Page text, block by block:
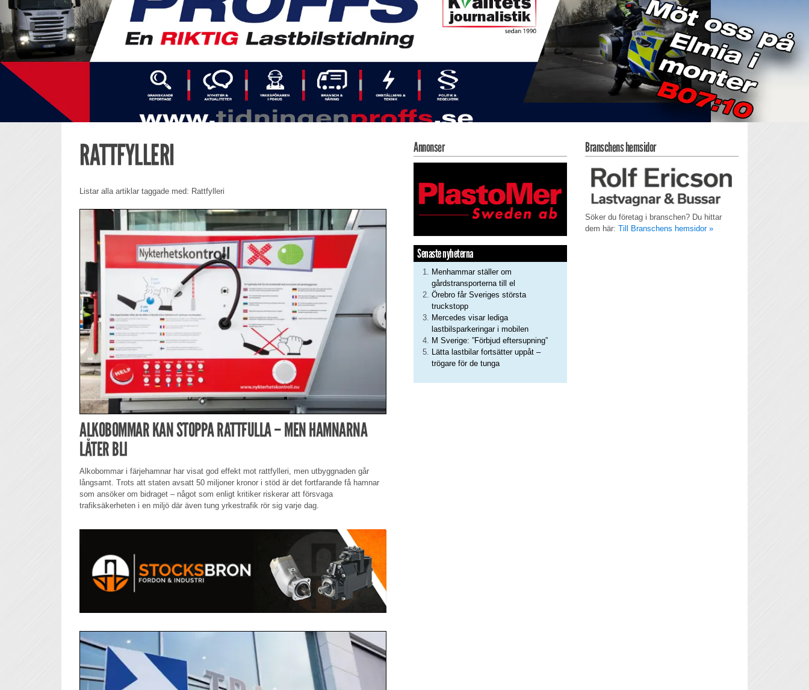
RATTFYLLERI
Listar alla artiklar taggade med: Rattfylleri
ALKOBOMMAR KAN STOPPA RATTFULLA – MEN HAMNARNA
LÅTER BLI
Alkobommar i färjehamnar har visat god effekt mot rattfylleri, men utbyggnaden går
långsamt. Trots att staten avsatt 50 miljoner kronor i stöd är det fortfarande få hamnar
som ansöker om bidraget – något som enligt kritiker riskerar att försvaga
trafiksäkerheten i en miljö där även tung yrkestrafik rör sig varje dag.
Annonser
Senaste nyheterna
Menhammar ställer om
gårdstransporterna till el
Örebro får Sveriges största
truckstopp
Mercedes visar lediga
lastbilsparkeringar i mobilen
M Sverige: ”Förbjud eftersupning”
Lätta lastbilar fortsätter uppåt –
trögare för de tunga
Branschens hemsidor
Söker du företag i branschen? Du hittar
dem här: Till Branschens hemsidor »